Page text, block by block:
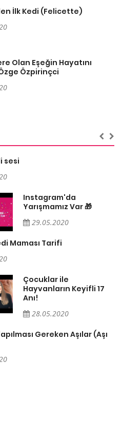
İlk Kedi (Felicette)
Olan Eşeğin Hayatını
Özpirinçci
sesi
Instagram'da
Yarışmamız Var 🎁
29.05.2020
Maması Tarifi
Çocuklar ile
Hayvanların Keyifli 17
Anı!
28.05.2020
Gereken Aşılar (Aşı